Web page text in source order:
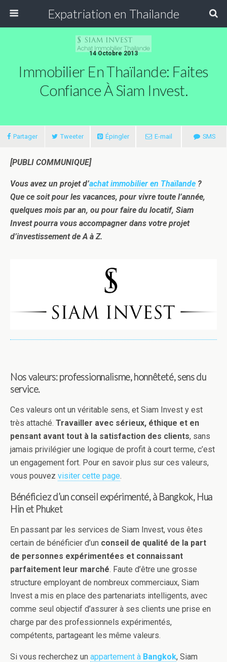
Expatriation en Thailande
14 Octobre 2013
Immobilier En Thaïlande: Faites
Confiance À Siam Invest.
Partager Tweeter Épingler E-mail SMS
[PUBLI COMMUNIQUE]
Vous avez un projet d’achat immobilier en Thaïlande ?
Que ce soit pour les vacances, pour vivre toute l’année,
quelques mois par an, ou pour faire du locatif, Siam
Invest pourra vous accompagner dans votre projet
d’investissement de A à Z.
Nos valeurs: professionnalisme, honnêteté, sens du
service.
Ces valeurs ont un véritable sens, et Siam Invest y est
très attaché. Travailler avec sérieux, éthique et en
pensant avant tout à la satisfaction des clients, sans
jamais privilégier une logique de profit à court terme, c’est
un engagement fort. Pour en savoir plus sur ces valeurs,
vous pouvez visiter cette page.
Bénéficiez d’un conseil expérimenté, à Bangkok, Hua
Hin et Phuket
En passant par les services de Siam Invest, vous êtes
certain de bénéficier d’un conseil de qualité de la part
de personnes expérimentées et connaissant
parfaitement leur marché. Faute d’être une grosse
structure employant de nombreux commerciaux, Siam
Invest a mis en place des partenariats intelligents, avec
comme seul objectif d’assurer à ses clients une prise en
charge par des professionnels expérimentés,
compétents, partageant les même valeurs.
Si vous recherchez un appartement à Bangkok, Siam